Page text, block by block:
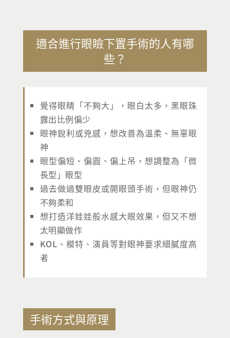
適合進行眼瞼下置手術的人有哪
些？
覺得眼睛「不夠大」，眼白太多，黑眼珠
露出比例偏少
眼神銳利或兇感，想改善為溫柔、無辜眼
神
眼型偏短、偏圓、偏上吊，想調整為「微
長型」眼型
過去做過雙眼皮或開眼頭手術，但眼神仍
不夠柔和
想打造洋娃娃般水感大眼效果，但又不想
太明顯做作
KOL、模特、演員等對眼神要求細膩度高
者
手術方式與原理